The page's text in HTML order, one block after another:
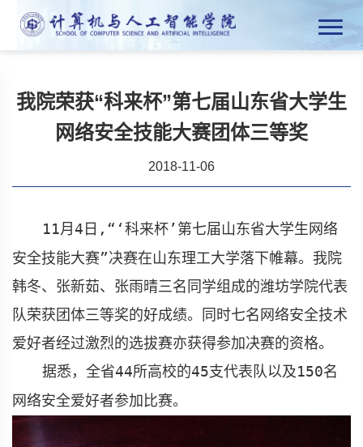
我院荣获“科来杯”第七届山东省大学生
网络安全技能大赛团体三等奖
2018-11-06
11月 4 日 ,“‘科来杯’第七届山东省大学生网络
安全技能大赛”决赛在山东理工大学落下帷幕。 我院
韩冬、张新茹、张雨晴三名 同学组成的潍坊学院代表
队荣获团体三等奖的好成绩。
同时七名网络安全技术
爱好者经过激烈的选拔赛亦获得参加决赛的资格。
据悉，全省44所高校的45支代表队以及150名
网络安全爱好者参加比赛。